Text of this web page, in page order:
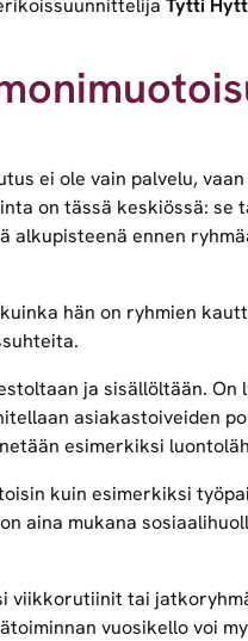
Tytti
ei ole vain palvelu,
on tässä keskiössä:
alkupisteenä ennen
hän on ryhmien
ja sisällöltään.
asiakastoiveiden
esimerkiksi
kuin esimerkiksi
aina mukana
viikkorutiinit tai
vuosikello voi